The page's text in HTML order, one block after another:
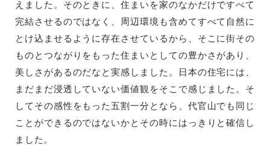
えました。そのときに、住まいを家のなかだけですべて
完結させるのではなく、周辺環境も含めてすべて自然に
とけ込ませるように存在させているから、そこに街その
ものとつながりをもった住まいとしての豊かさがあり、
美しさがあるのだなと実感しました。日本の住宅には、
まだまだ浸透していない価値観をそこで感じました。そ
してその感性をもった五割一分となら、代官山でも同じ
ことができるのではないかとその時にはっきりと確信し
ました。